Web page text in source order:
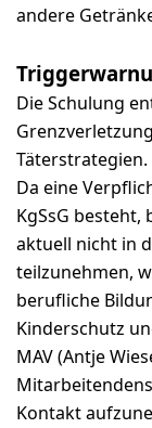
andere
Die Schulung
Täterstrategien.
Da eine
KgSsG besteht,
aktuell nicht in
teilzunehmen,
berufliche
Kinderschutz
MAV (Antje
Kontakt